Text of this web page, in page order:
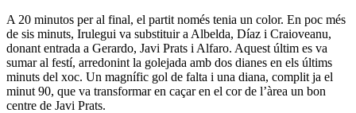
A 20 minutos per al final, el partit només tenia un color. En poc més
de sis minuts, Irulegui va substituir a Albelda, Díaz i Craioveanu,
donant entrada a Gerardo, Javi Prats i Alfaro. Aquest últim es va
sumar al festí, arredonint la golejada amb dos dianes en els últims
minuts del xoc. Un magnífic gol de falta i una diana, complit ja el
minut 90, que va transformar en caçar en el cor de l’àrea un bon
centre de Javi Prats.